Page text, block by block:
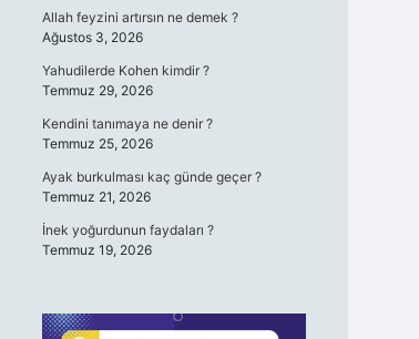
Allah feyzini artırsın ne demek ?
Ağustos 3, 2026
Yahudilerde Kohen kimdir ?
Temmuz 29, 2026
Kendini tanımaya ne denir ?
Temmuz 25, 2026
Ayak burkulması kaç günde geçer ?
Temmuz 21, 2026
İnek yoğurdunun faydaları ?
Temmuz 19, 2026